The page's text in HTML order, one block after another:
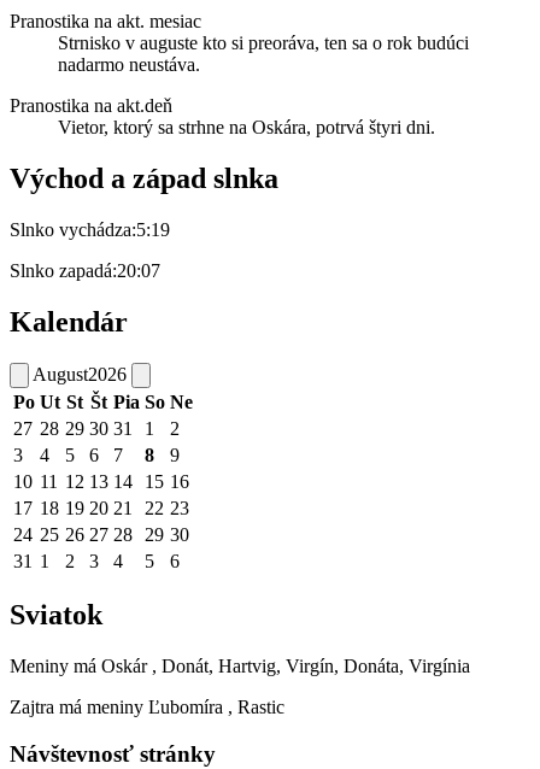
Pranostika na akt. mesiac
Strnisko v auguste kto si preoráva, ten sa o rok budúci
nadarmo neustáva.
Pranostika na akt.deň
Vietor, ktorý sa strhne na Oskára, potrvá štyri dni.
Východ a západ slnka
Slnko vychádza:5:19
Slnko zapadá:20:07
Kalendár
August2026
Po Ut St Št Pia So Ne
27 28 29 30 31 1
2
3
4 5 6 7 8
9
10 11 12 13 14 15 16
17 18 19 20 21 22 23
24 25 26 27 28 29 30
31 1 2 3 4 5 6
Sviatok
Meniny má Oskár , Donát, Hartvig, Virgín, Donáta, Virgínia
Zajtra má meniny Ľubomíra , Rastic
Návštevnosť stránky